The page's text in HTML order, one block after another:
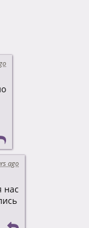
ago
нас